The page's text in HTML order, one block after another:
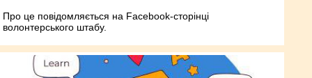
Про це повідомляється на Facebook-сторінці
волонтерського штабу.